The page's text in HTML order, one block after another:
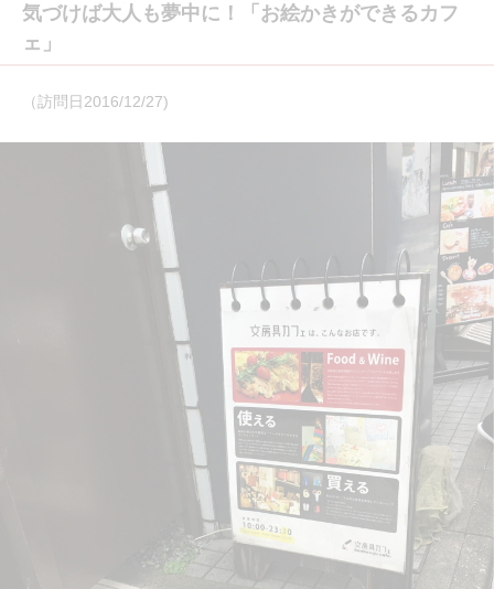
気づけば大人も夢中に！「お絵かきができるカフ
ェ」
（訪問日2016/12/27)